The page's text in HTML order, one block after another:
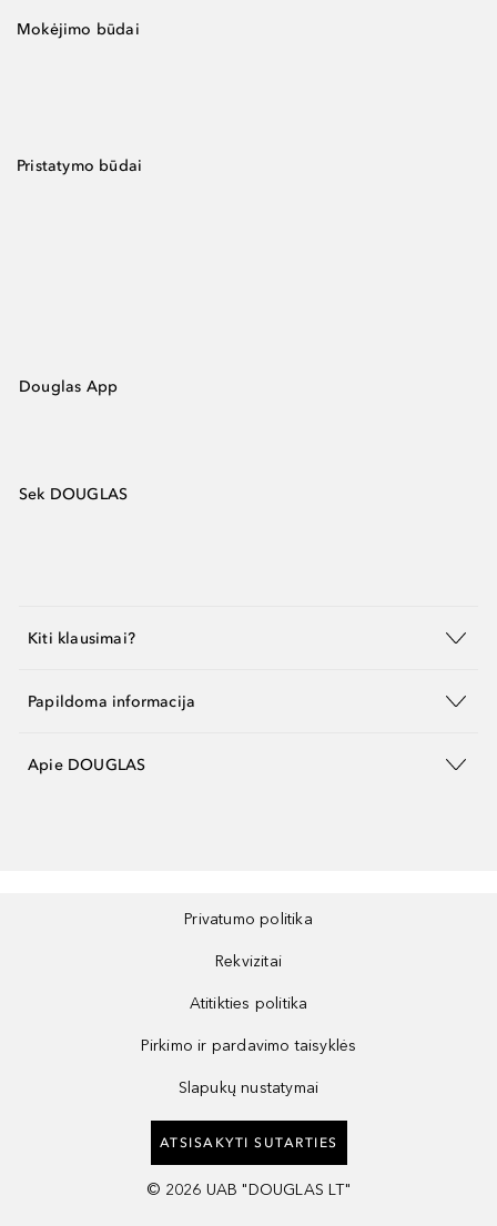
Mokėjimo būdai
Pristatymo būdai
Douglas App
Sek DOUGLAS
Kiti klausimai?
Papildoma informacija
Apie DOUGLAS
Privatumo politika
Rekvizitai
Atitikties politika
Pirkimo ir pardavimo taisyklės
Slapukų nustatymai
ATSISAKYTI SUTARTIES
© 2026 UAB "DOUGLAS LT"